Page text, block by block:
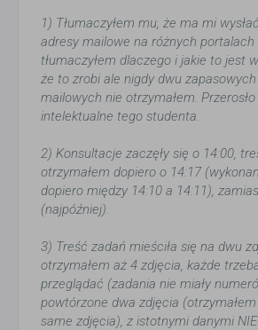
1) Tłumaczyłem mu, że ma mi
adresy mailowe na różnych
tłumaczyłem dlaczego i jakie to jest
że to zrobi ale nigdy dwu
mailowych nie otrzymałem.
intelektualne tego studenta.
2) Konsultacje zaczęły się o 14:00,
otrzymałem dopiero o 14:17
dopiero między 14:10 a 14:11),
(najpóźniej).
3) Treść zadań mieściła się na dwu
otrzymałem aż 4 zdjęcia, każde
przeglądać (zadania nie miały
powtórzone dwa zdjęcia
same zdjęcia), z istotnymi danymi